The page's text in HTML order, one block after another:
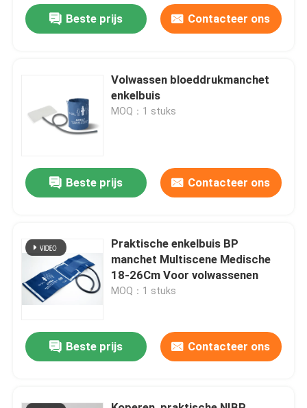
Thuis
Over ons
Kwaliteitscontrole
Vraag een offerte aan
Beschikbare SPO2-Sensor
Opnieuw te gebruiken spO2-sensor
Beste prijs Contacteer ons
Volwassen bloeddrukmanchet
enkelbuis
MOQ：1 stuks
Beste prijs Contacteer ons
Praktische enkelbuis BP
manchet Multiscene Medische
18-26Cm Voor volwassenen
MOQ：1 stuks
Beste prijs Contacteer ons